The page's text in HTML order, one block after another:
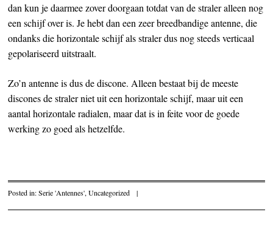
dan kun je daarmee zover doorgaan totdat van de straler alleen nog
een schijf over is. Je hebt dan een zeer breedbandige antenne, die
ondanks die horizontale schijf als straler dus nog steeds verticaal
gepolariseerd uitstraalt.
Zo’n antenne is dus de discone. Alleen bestaat bij de meeste
discones de straler niet uit een horizontale schijf, maar uit een
aantal horizontale radialen, maar dat is in feite voor de goede
werking zo goed als hetzelfde.
Posted in:Serie 'Antennes',Uncategorized |